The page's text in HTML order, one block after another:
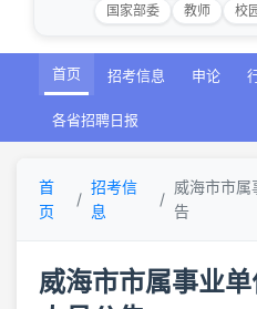
国家部委
教师 校
首页 招考信息 申论
各省招聘日报
首
页
招考信
息
威海市市属
告
威海市市属事业